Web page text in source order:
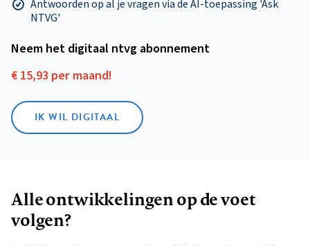
Antwoorden op al je vragen via de AI-toepassing 'Ask
NTVG'
Neem het digitaal ntvg abonnement
€ 15,93 per maand!
IK WIL DIGITAAL
Alle ontwikkelingen op de voet
volgen?